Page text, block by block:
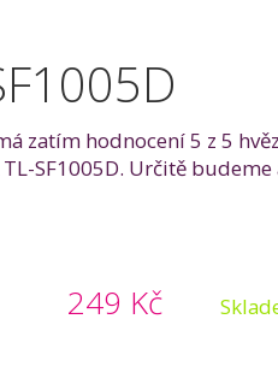
zatím hodnocení 5 z 5
SF1005D. Určitě
249 Kč